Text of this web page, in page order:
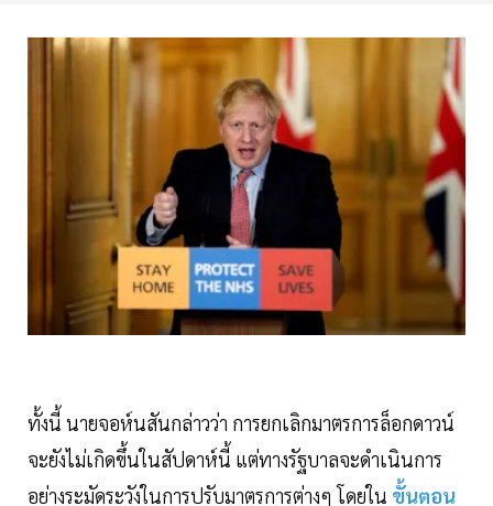
ทั้งนี้ นายจอห์นสันกล่าวว่า การยกเลิกมาตรการล็อกดาวน์
จะยังไม่เกิดขึ้นในสัปดาห์นี้ แต่ทางรัฐบาลจะดำเนินการ
อย่างระมัดระวังในการปรับมาตรการต่างๆ โดยใน ขั้นตอน